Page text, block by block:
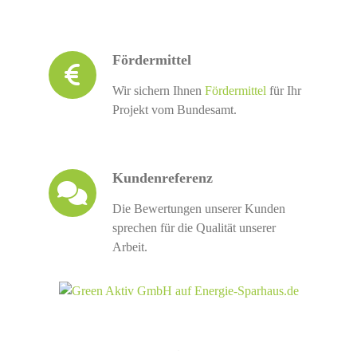
Fördermittel
Wir sichern Ihnen Fördermittel für Ihr
Projekt vom Bundesamt.
Kundenreferenz
Die Bewertungen unserer Kunden
sprechen für die Qualität unserer
Arbeit.